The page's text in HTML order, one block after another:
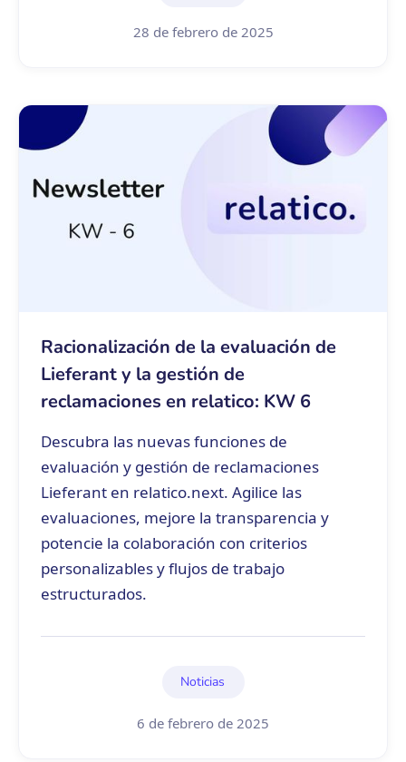
28 de febrero de 2025
Racionalización de la evaluación de
Lieferant y la gestión de
reclamaciones en relatico: KW 6
Descubra las nuevas funciones de
evaluación y gestión de reclamaciones
Lieferant en relatico.next. Agilice las
evaluaciones, mejore la transparencia y
potencie la colaboración con criterios
personalizables y flujos de trabajo
estructurados.
Noticias
6 de febrero de 2025